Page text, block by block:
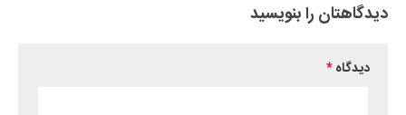
دیدگاهتان را بنویسید
دیدگاه*